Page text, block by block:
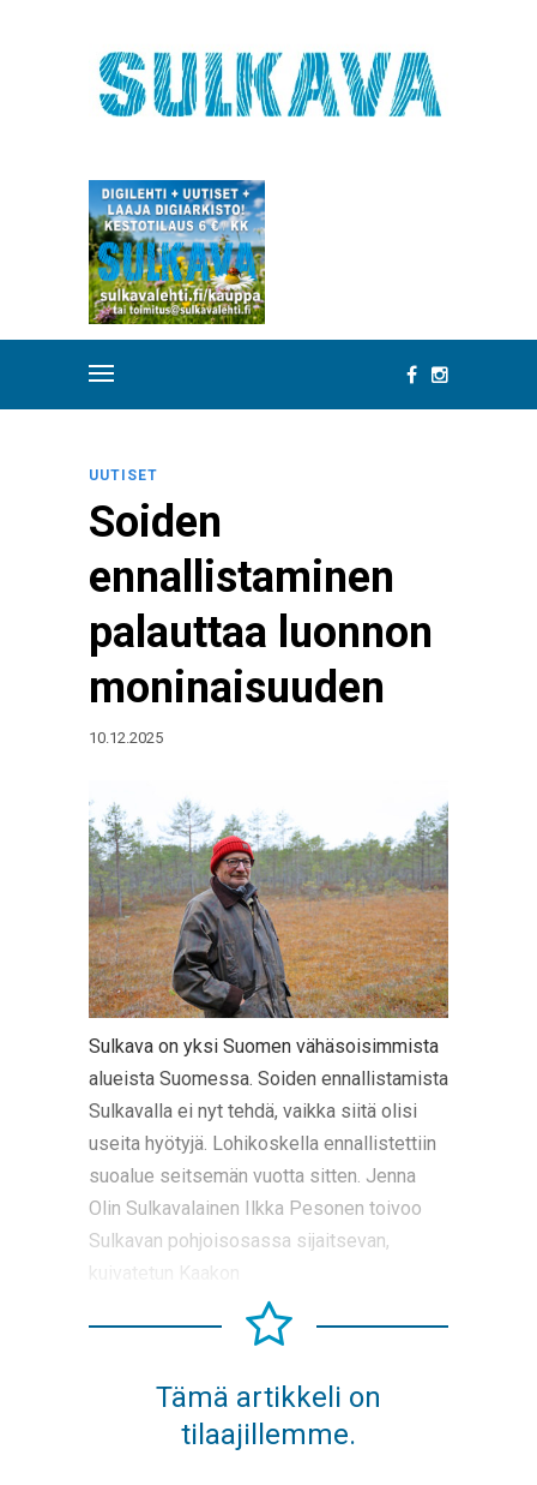
UUTISET
Soiden
ennallistaminen
palauttaa luonnon
moninaisuuden
10.12.2025
Sulkava on yksi Suomen vähäsoisimmista
alueista Suomessa. Soiden ennallistamista
Sulkavalla ei nyt tehdä, vaikka siitä olisi
useita hyötyjä. Lohikoskella ennallistettiin
suoalue seitsemän vuotta sitten. Jenna
Olin Sulkavalainen Ilkka Pesonen toivoo
Sulkavan pohjoisosassa sijaitsevan,
kuivatetun Kaakon
Tämä artikkeli on
tilaajillemme.